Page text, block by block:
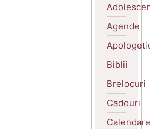
Agende
Biblii
Brelocuri
Cadouri
Calendare